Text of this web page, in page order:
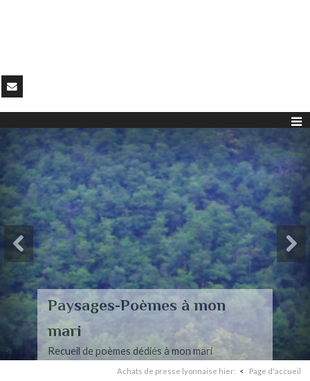
Paysages-Poèmes à mon
mari
Recueil de poèmes dédiés à mon mari
Achats de presse lyonnaise hier: Page d'accueil